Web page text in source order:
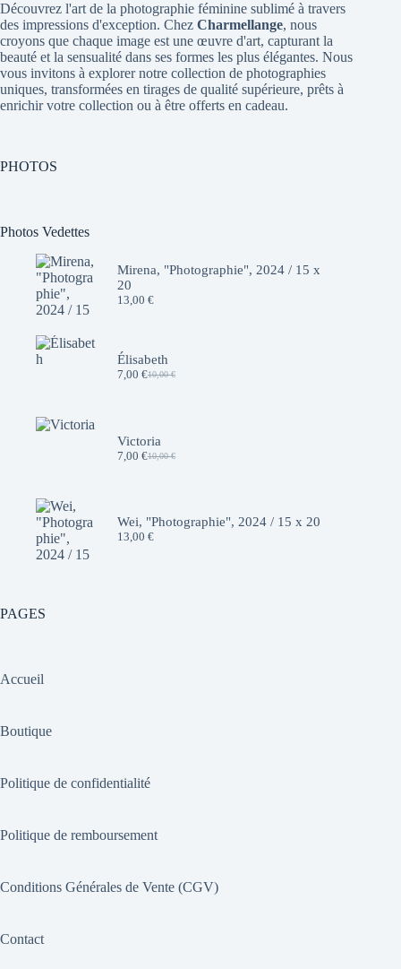
Découvrez l'art de la photographie féminine sublimé à travers
des impressions d'exception. Chez Charmellange, nous
croyons que chaque image est une œuvre d'art, capturant la
beauté et la sensualité dans ses formes les plus élégantes. Nous
vous invitons à explorer notre collection de photographies
uniques, transformées en tirages de qualité supérieure, prêts à
enrichir votre collection ou à être offerts en cadeau.
PHOTOS
Photos Vedettes
Mirena, "Photographie", 2024 / 15 x
20
13,00 €
Élisabeth
10,00€
Le
10,00 €.
7,00 €Le
7,00 €.
Victoria
10,00€
Le
10,00 €.
7,00 €Le
7,00 €.
Wei, "Photographie", 2024 / 15 x 20
13,00 €
PAGES
Accueil
Boutique
Politique de confidentialité
Politique de remboursement
Conditions Générales de Vente (CGV)
Contact